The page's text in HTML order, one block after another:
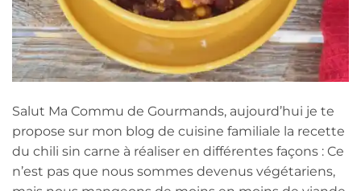
Salut Ma Commu de Gourmands, aujourd’hui je te
propose sur mon blog de cuisine familiale la recette
du chili sin carne à réaliser en différentes façons : Ce
n’est pas que nous sommes devenus végétariens,